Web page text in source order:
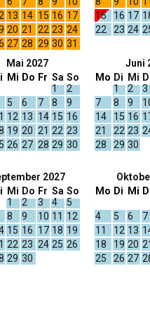
13 14 15 16 17
20 21 22 23 24
27 28 29 30 31
15
16 17
22
23 24
Mai 2027
Mi Do Fr Sa
1
So
2
5 6 7 8
9
12 13 14 15 16
19 20 21 22 23
26 27 28 29 30
Juni
Mo Di
1
Mi
2
3
7
8 9
14
15 16
21
22 23
28
29 30
2027
Mi
1
Do
2
Fr
3
Sa
4
So
5
8 9 10 11 12
15 16 17 18 19
22 23 24 25 26
29 30
Mo Di Mi
4 5 6
7
11
12 13
18
19 20
25
26 27